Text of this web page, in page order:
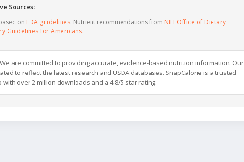
Sources:
on FDA guidelines. Nutrient recommendations from NIH Office of Dietary
Guidelines for Americans.
We are committed to providing accurate, evidence-based nutrition information. Our
to reflect the latest research and USDA databases. SnapCalorie is a trusted
with over 2 million downloads and a 4.8/5 star rating.